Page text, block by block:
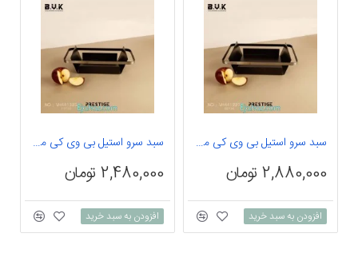
سبد سرو استیل بی وی کی مستطیل 441227
2,880,000 تومان
افزودن به سبد خرید
سبد سرو استیل بی وی کی مستطیل 441325
2,480,000 تومان
افزودن به سبد خرید